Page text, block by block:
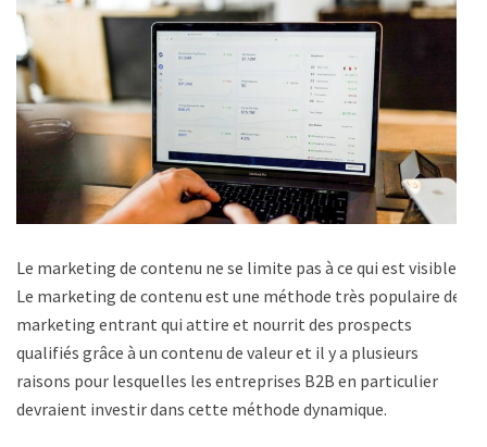
Le marketing de contenu ne se limite pas à ce qui est visible.
Le marketing de contenu est une méthode très populaire de
marketing entrant qui attire et nourrit des prospects
qualifiés grâce à un contenu de valeur et il y a plusieurs
raisons pour lesquelles les entreprises B2B en particulier
devraient investir dans cette méthode dynamique.